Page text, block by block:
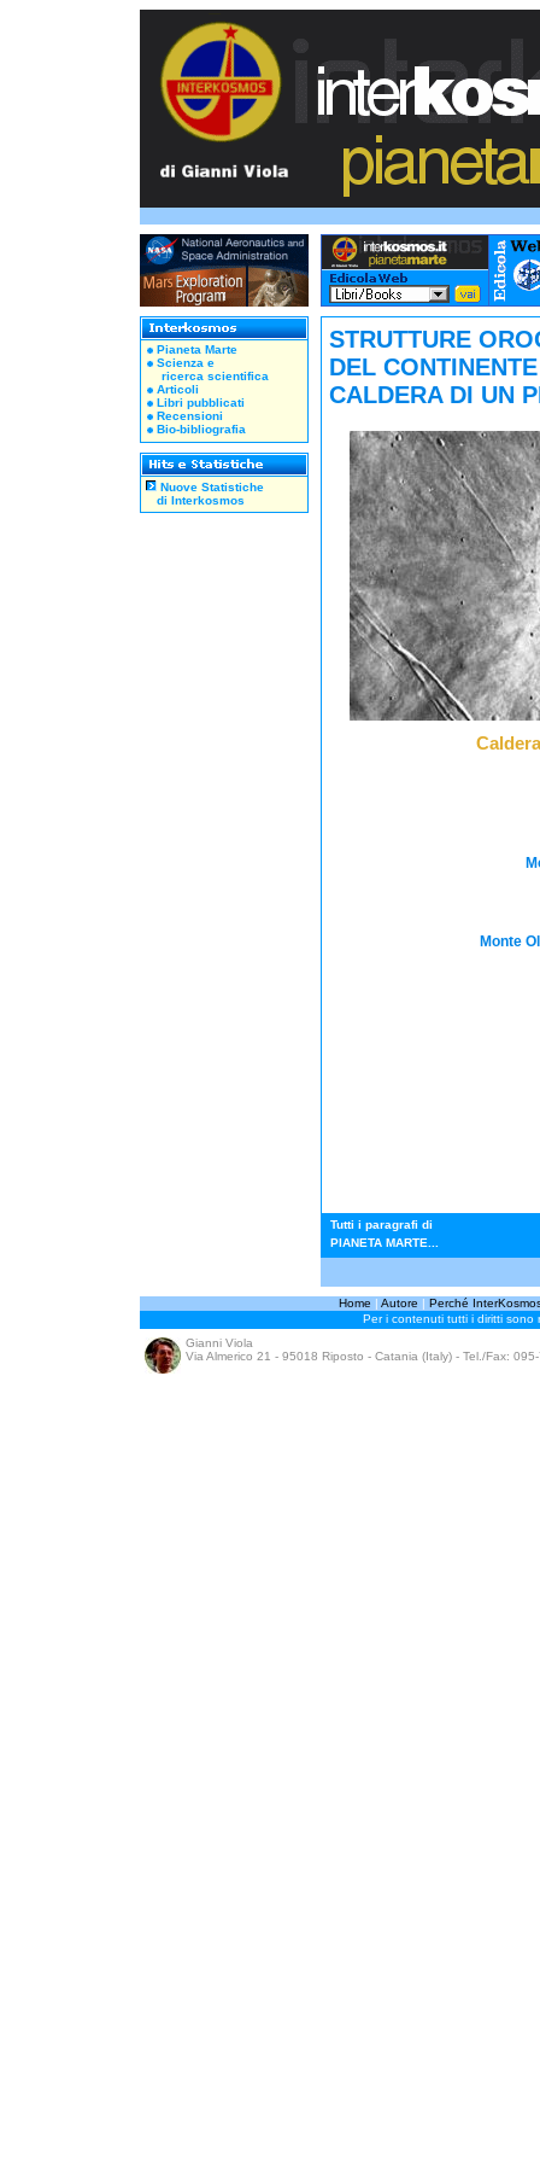
Pianeta Marte
Scienza e
ricerca scientifica
Articoli
Libri pubblicati
Recensioni
Bio-bibliografia
Nuove Statistiche
di Interkosmos
STRUTTURE
DEL
CALDERA DI UN
Monte
Tutti i paragrafi di
PIANETA MARTE...
Home | Autore | Perché
Per i contenuti tutti i diritti sono
Gianni Viola
Via Almerico 21 - 95018 Riposto - Catania (Italy) - Tel./Fax: